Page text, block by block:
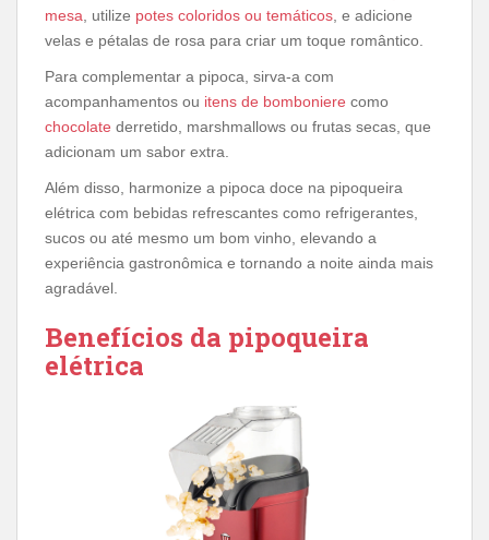
mesa , utilize potes coloridos ou temáticos , e adicione
velas e pétalas de rosa para criar um toque romântico.
Para complementar a pipoca, sirva-a com
acompanhamentos ou itens de bomboniere como
chocolate derretido, marshmallows ou frutas secas, que
adicionam um sabor extra.
Além disso, harmonize a pipoca doce na pipoqueira
elétrica com bebidas refrescantes como refrigerantes,
sucos ou até mesmo um bom vinho, elevando a
experiência gastronômica e tornando a noite ainda mais
agradável.
Benefícios da pipoqueira
elétrica